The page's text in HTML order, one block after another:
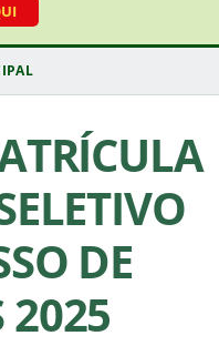
DE
2025